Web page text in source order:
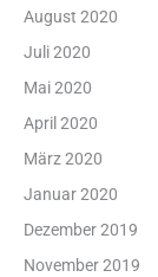
August 2020
Juli 2020
Mai 2020
April 2020
März 2020
Januar 2020
Dezember 2019
November 2019